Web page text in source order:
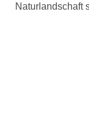
Naturlandschaft